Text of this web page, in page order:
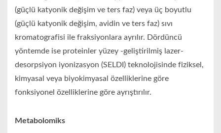
(güçlü katyonik değişim ve ters faz) veya üç boyutlu
(güçlü katyonik değişim, avidin ve ters faz) sıvı
kromatografisi ile fraksiyonlara ayrılır. Dördüncü
yöntemde ise proteinler yüzey -geliştirilmiş lazer-
desorpsiyon iyonizasyon (SELDI) teknolojisinde fiziksel,
kimyasal veya biyokimyasal özelliklerine göre
fonksiyonel özelliklerine göre ayrıştırılır.
Metabolomiks